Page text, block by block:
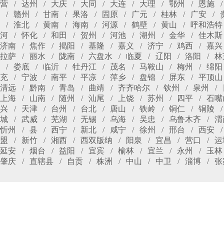
营
达州 大庆 大同 大连 大理 鄂州
恩施
赣州
甘南 果洛 固原 广元 桂林 广安
淮北
黄南 海南 河源 鹤壁 黄山
呼和浩特
河
怀化 和田 贺州 河池 湖州 金华
佳木斯
济南
焦作 揭阳 基隆 嘉义 济宁 鸡西
嘉兴
拉萨
丽水 陇南 六盘水 临夏 辽阳 洛阳
林
娄底
临沂 牡丹江 茂名 马鞍山 梅州
绵阳
充
宁波 南平 平凉 萍乡 盘锦 屏东
平顶山
清远
黔南 青岛 曲靖 齐齐哈尔 钦州 泉州
上海
山南 随州 汕尾 上饶 苏州 四平
石嘴
兴
天津 台州 台北 唐山 铁岭 铜仁
铜陵
城
武威 芜湖 无锡 乌海 吴忠 乌鲁木齐
渭
忻州
县 西宁 新北 咸宁 徐州 邢台
西安
盟
新竹 湘西 西双版纳 阳泉 宜昌 营口
运
延安
烟台 益阳 宜宾 榆林 宜兰 永州
玉林
肇庆
直辖县 自贡 株洲 中山 中卫 淄博 张